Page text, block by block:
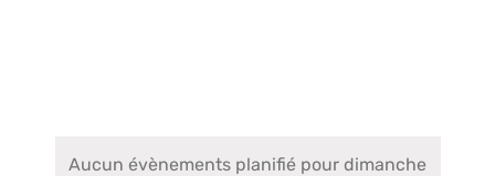
Aucun évènements planifié pour dimanche